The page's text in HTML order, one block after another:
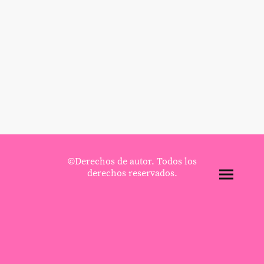
©Derechos de autor. Todos los
derechos reservados.